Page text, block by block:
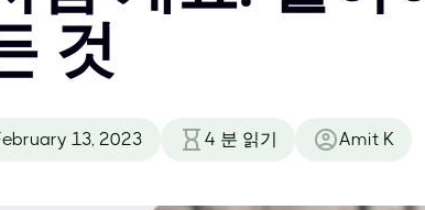
것
13, 2023 4 분 읽기 Amit K